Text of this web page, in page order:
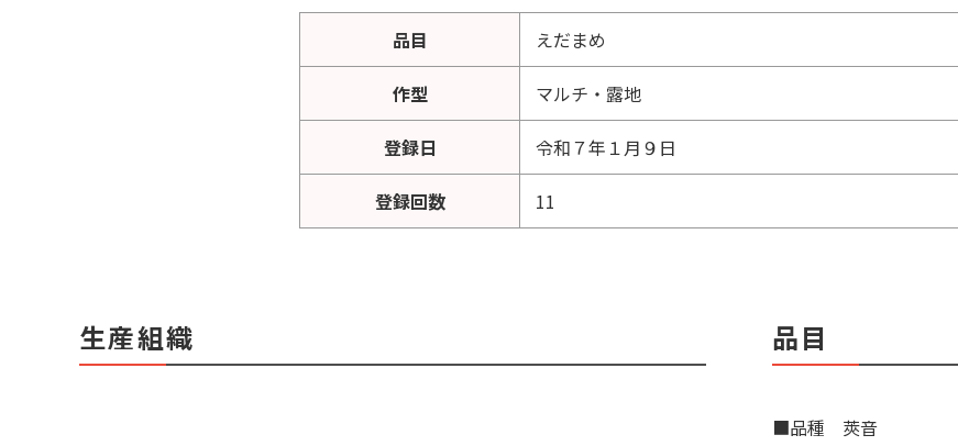
品目 えだまめ
作型 マルチ・露地
登録日 令和７年１月９日
登録回数 11
生産組織 品目
■品種 莢音